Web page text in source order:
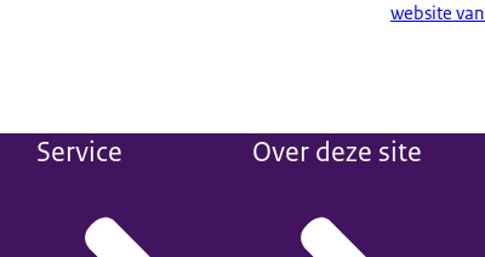
website van
Service Over deze site